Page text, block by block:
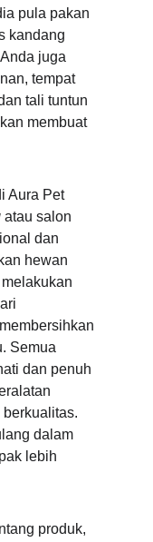
pula pakan
kandang
juga
tempat
tali tuntun
membuat
Aura Pet
atau salon
dan
hewan
Semua
dan penuh
dalam
lebih
produk,